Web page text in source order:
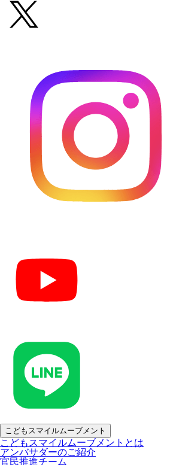
こどもスマイルムーブメント
こどもスマイルムーブメントとは
アンバサダーのご紹介
官民推進チーム